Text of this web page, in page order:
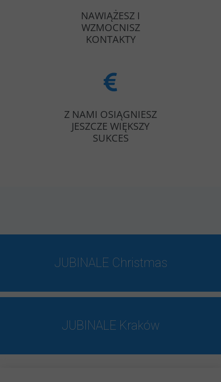
NAWIĄŻESZ I
WZMOCNISZ
KONTAKTY
Z NAMI OSIĄGNIESZ
JESZCZE WIĘKSZY
SUKCES
JUBINALE Christmas
JUBINALE Kraków